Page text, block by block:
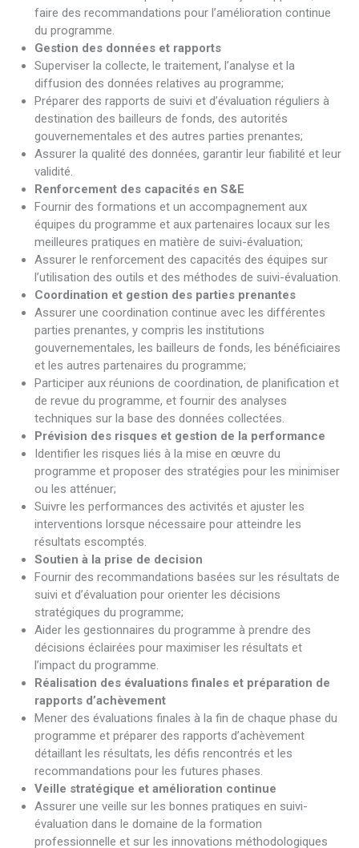
faire des recommandations pour l’amélioration continue
du programme.
Gestion des données et rapports
Superviser la collecte, le traitement, l’analyse et la
diffusion des données relatives au programme;
Préparer des rapports de suivi et d’évaluation réguliers à
destination des bailleurs de fonds, des autorités
gouvernementales et des autres parties prenantes;
Assurer la qualité des données, garantir leur fiabilité et leur
validité.
Renforcement des capacités en S&E
Fournir des formations et un accompagnement aux
équipes du programme et aux partenaires locaux sur les
meilleures pratiques en matière de suivi-évaluation;
Assurer le renforcement des capacités des équipes sur
l’utilisation des outils et des méthodes de suivi-évaluation.
Coordination et gestion des parties prenantes
Assurer une coordination continue avec les différentes
parties prenantes, y compris les institutions
gouvernementales, les bailleurs de fonds, les bénéficiaires
et les autres partenaires du programme;
Participer aux réunions de coordination, de planification et
de revue du programme, et fournir des analyses
techniques sur la base des données collectées.
Prévision des risques et gestion de la performance
Identifier les risques liés à la mise en œuvre du
programme et proposer des stratégies pour les minimiser
ou les atténuer;
Suivre les performances des activités et ajuster les
interventions lorsque nécessaire pour atteindre les
résultats escomptés.
Soutien à la prise de decision
Fournir des recommandations basées sur les résultats de
suivi et d’évaluation pour orienter les décisions
stratégiques du programme;
Aider les gestionnaires du programme à prendre des
décisions éclairées pour maximiser les résultats et
l’impact du programme.
Réalisation des évaluations finales et préparation de
rapports d’achèvement
Mener des évaluations finales à la fin de chaque phase du
programme et préparer des rapports d’achèvement
détaillant les résultats, les défis rencontrés et les
recommandations pour les futures phases.
Veille stratégique et amélioration continue
Assurer une veille sur les bonnes pratiques en suivi-
évaluation dans le domaine de la formation
professionnelle et sur les innovations méthodologiques